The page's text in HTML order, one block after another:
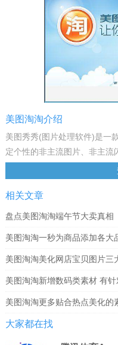
美图淘淘介绍
美图秀秀(图片处理软件)是一
定个性的非主流图片、非主
家的非主流场景、摇头娃娃
美图看看官方最新动态：
[5月17日] 新增网络字体功能
[4月12日] 新增支持导出无损
[12月7日] 边框中新增“个性”分
[12月7日] 新增文字描边功能
[11月16日] 新增清除边框功能
[11月2日] 新增“边框-角标”分
[10月12日] 新增重阳节、万圣
相关文章
盘点美图淘淘端午节大卖真相
美图淘淘一秒为商品添加各大
美图淘淘美化网店宝贝图片三
美图淘淘新增数码类素材 有针
美图淘淘更多贴合热点美化的
大家都在找